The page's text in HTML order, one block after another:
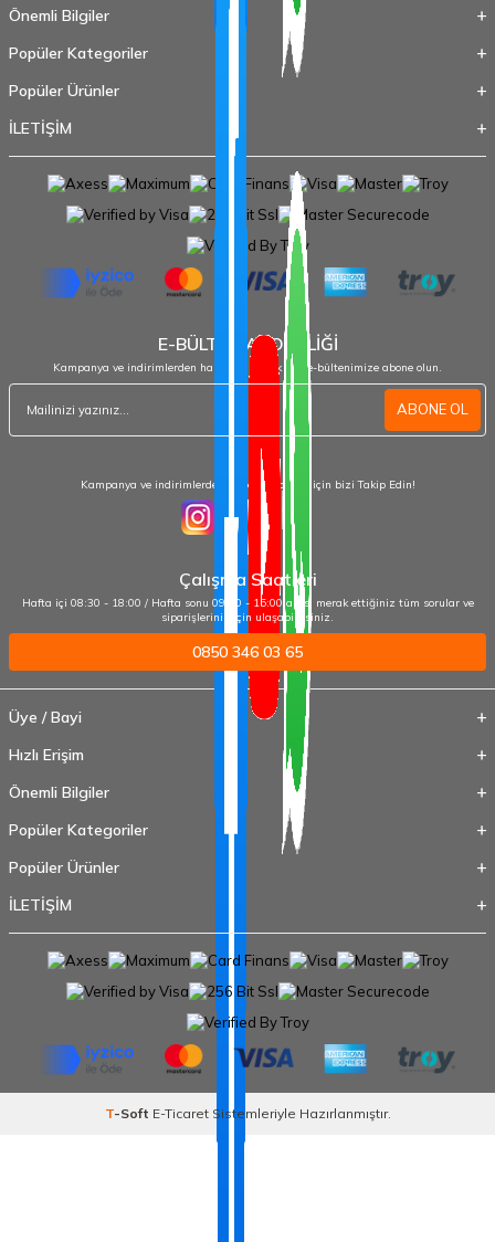
Önemli Bilgiler
Popüler Kategoriler
Popüler Ürünler
İLETİŞİM
E-BÜLTEN ABONELİĞİ
Kampanya ve indirimlerden haberdar olmak için e-bültenimize abone olun.
ABONE OL
Kampanya ve indirimlerden haberdar olmak için bizi Takip Edin!
Çalışma Saatleri
Hafta içi 08:30 - 18:00 / Hafta sonu 09:00 - 15:00 arası merak ettiğiniz tüm sorular ve
siparişleriniz için ulaşabilirsiniz.
0850 346 03 65
Üye / Bayi
Hızlı Erişim
Önemli Bilgiler
Popüler Kategoriler
Popüler Ürünler
İLETİŞİM
T-Soft E-TicaretSistemleriyle Hazırlanmıştır.